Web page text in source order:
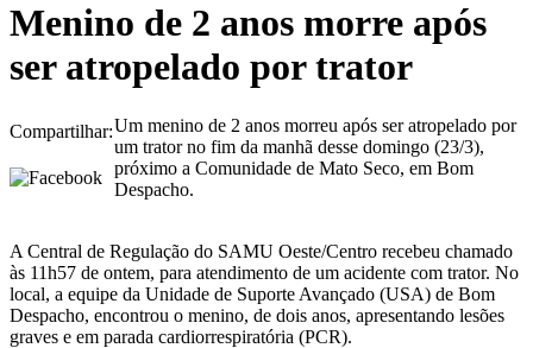
Menino de 2 anos morre após
ser atropelado por trator
Compartilhar:Um menino de 2 anos morreu após ser atropelado por
um trator no fim da manhã desse domingo (23/3),
próximo a Comunidade de Mato Seco, em Bom
Despacho.
A Central de Regulação do SAMU Oeste/Centro recebeu chamado
às 11h57 de ontem, para atendimento de um acidente com trator. No
local, a equipe da Unidade de Suporte Avançado (USA) de Bom
Despacho, encontrou o menino, de dois anos, apresentando lesões
graves e em parada cardiorrespiratória (PCR).